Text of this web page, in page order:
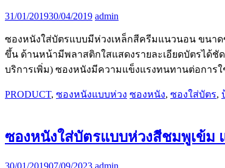
31/01/201930/04/2019 admin
ซองหนังใส่บัตรแบบมีห่วงเหล็กสีครีมแนวนอน ขนา
ขึ้น ด้านหน้ามีพลาสติกใสแสดงรายละเอียดบัตรได้ชั
บริการเพิ่ม) ซองหนังมีความแข็งแรงทนทานต่อการ
PRODUCT, ซองหนังแบบห่วง ซองหนัง, ซองใส่บัตร,
ซองหนังใส่บัตรแบบห่วงสีชมพูเข้ม